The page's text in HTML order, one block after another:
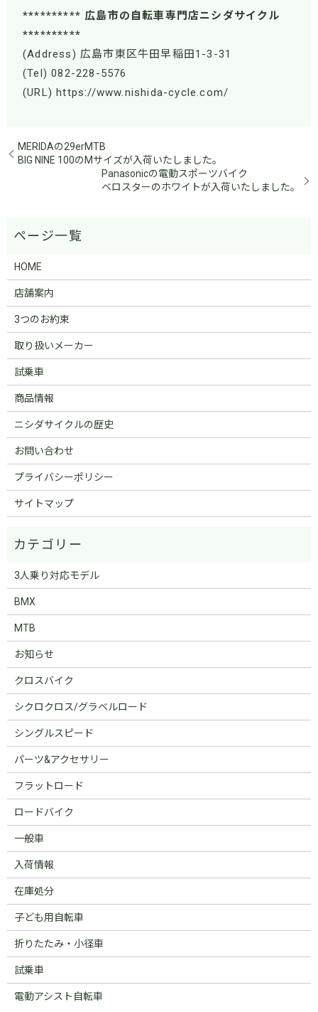
********** 広島市の自転車専門店ニシダサイクル
**********
(Address) 広島市東区牛田早稲田1-3-31
(Tel) 082-228-5576
(URL) https://www.nishida-cycle.com/
MERIDAの29erMTB
BIG NINE 100のMサイズが入荷いたしました。
Panasonicの電動スポーツバイク
ベロスターのホワイトが入荷いたしました。
HOME
店舗案内
3つのお約束
取り扱いメーカー
試乗車
商品情報
ニシダサイクルの歴史
お問い合わせ
プライバシーポリシー
サイトマップ
3人乗り対応モデル
BMX
MTB
お知らせ
クロスバイク
シクロクロス/グラベルロード
シングルスピード
パーツ&アクセサリー
フラットロード
ロードバイク
一般車
入荷情報
在庫処分
子ども用自転車
折りたたみ・小径車
試乗車
電動アシスト自転車